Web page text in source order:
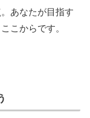
あなたが目指す
こからです。